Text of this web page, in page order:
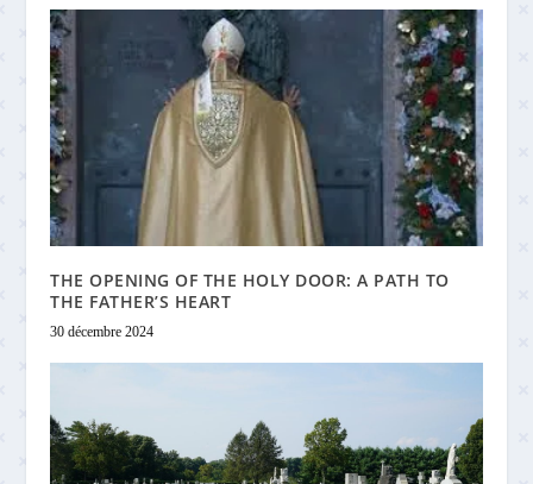
THE OPENING OF THE HOLY DOOR: A PATH TO
THE FATHER’S HEART
30 décembre 2024